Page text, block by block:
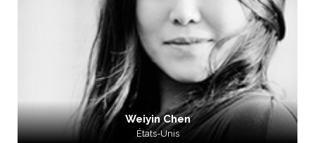
Weiyin Chen
États-Unis